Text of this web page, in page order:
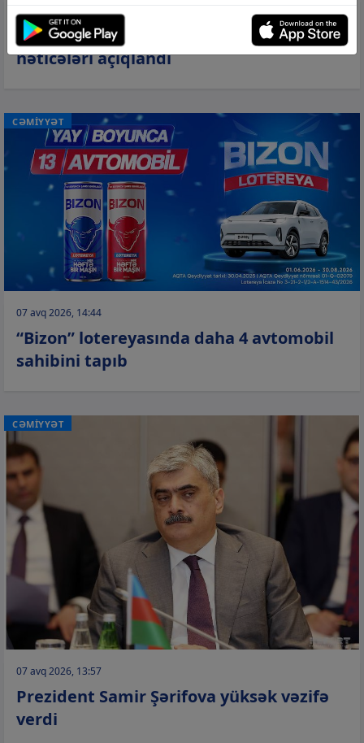
07 avq 2026, 16:15
Jurnalistika üzrə qabiliyyət imtahanının
nəticələri açıqlandı
CƏMİYYƏT
07 avq 2026, 14:44
“Bizon” lotereyasında daha 4 avtomobil
sahibini tapıb
CƏMİYYƏT
07 avq 2026, 13:57
Prezident Samir Şərifova yüksək vəzifə
verdi